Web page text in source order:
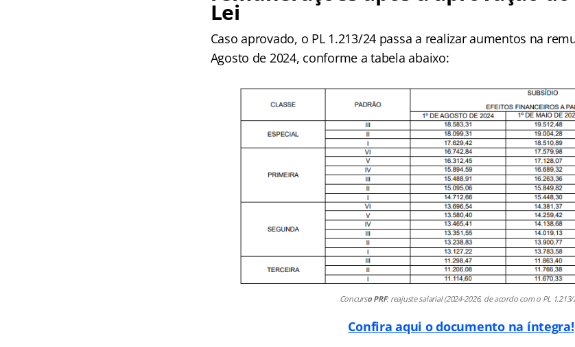
Lei
Caso aprovado, o PL 1.213/24 passa a realizar aumentos na
Agosto de 2024, conforme a tabela abaixo:
Concurso PRF: reajuste salarial (2024-2026, de acordo com o PL 1.213/
Confira aqui o documento na íntegra!